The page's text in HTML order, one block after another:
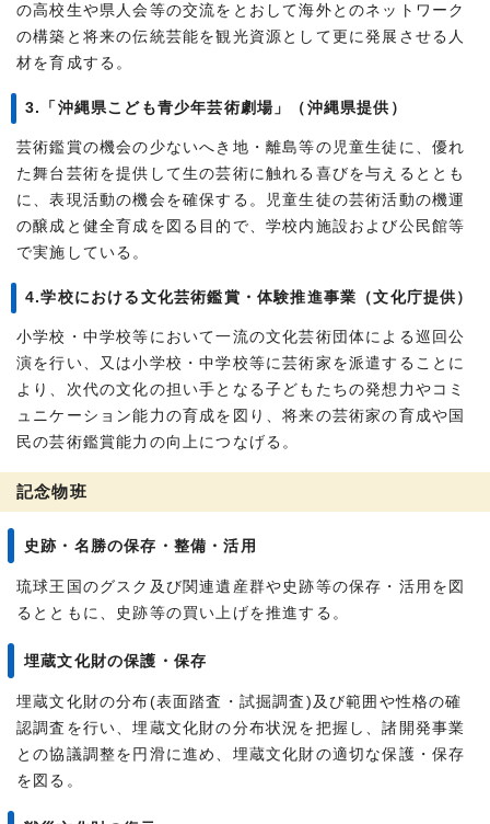
の高校生や県人会等の交流をとおして海外とのネットワーク
の構築と将来の伝統芸能を観光資源として更に発展させる人
材を育成する。
3.「沖縄県こども青少年芸術劇場」（沖縄県提供）
芸術鑑賞の機会の少ないへき地・離島等の児童生徒に、優れ
た舞台芸術を提供して生の芸術に触れる喜びを与えるととも
に、表現活動の機会を確保する。児童生徒の芸術活動の機運
の醸成と健全育成を図る目的で、学校内施設および公民館等
で実施している。
4.学校における文化芸術鑑賞・体験推進事業（文化庁提供）
小学校・中学校等において一流の文化芸術団体による巡回公
演を行い、又は小学校・中学校等に芸術家を派遣することに
より、次代の文化の担い手となる子どもたちの発想力やコミ
ュニケーション能力の育成を図り、将来の芸術家の育成や国
民の芸術鑑賞能力の向上につなげる。
記念物班
史跡・名勝の保存・整備・活用
琉球王国のグスク及び関連遺産群や史跡等の保存・活用を図
るとともに、史跡等の買い上げを推進する。
埋蔵文化財の保護・保存
埋蔵文化財の分布(表面踏査・試掘調査)及び範囲や性格の確
認調査を行い、埋蔵文化財の分布状況を把握し、諸開発事業
との協議調整を円滑に進め、埋蔵文化財の適切な保護・保存
を図る。